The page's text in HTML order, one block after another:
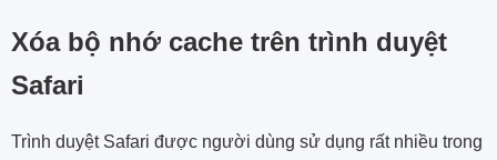
Xóa bộ nhớ cache trên trình duyệt
Safari
Trình duyệt Safari được người dùng sử dụng rất nhiều trong